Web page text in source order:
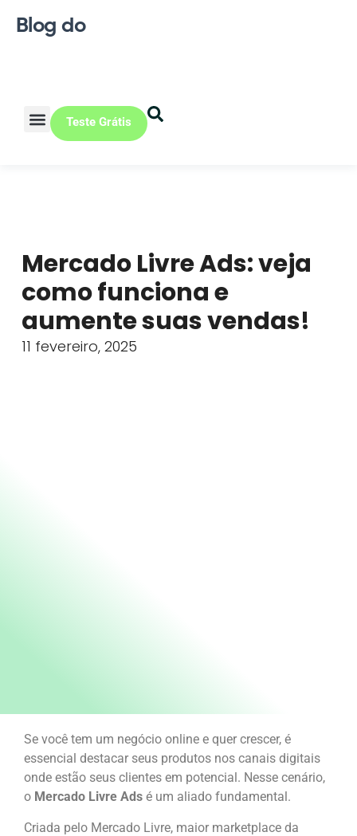
Blog do
Teste Grátis
Mercado Livre Ads: veja
como funciona e
aumente suas vendas!
11 fevereiro, 2025
Se você tem um negócio online e quer crescer, é
essencial destacar seus produtos nos canais digitais
onde estão seus clientes em potencial. Nesse cenário,
o Mercado Livre Ads é um aliado fundamental.
Criada pelo Mercado Livre, maior marketplace da